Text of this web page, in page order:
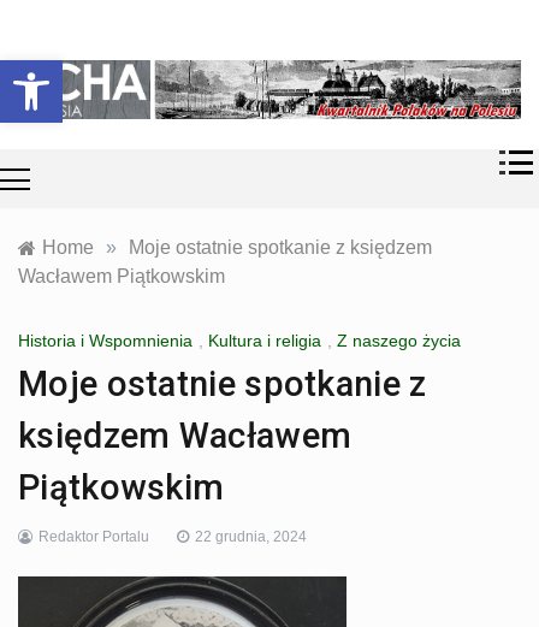
Otwórz pasek narzędzi
content
Echa
Polesia
współczesność
Polaków na
Polesiu.
Home »
Moje ostatnie spotkanie z księdzem
Wacławem Piątkowskim
Historia i Wspomnienia , Kultura i religia , Z naszego życia
Moje ostatnie spotkanie z
księdzem Wacławem
Piątkowskim
Redaktor Portalu 22 grudnia, 2024